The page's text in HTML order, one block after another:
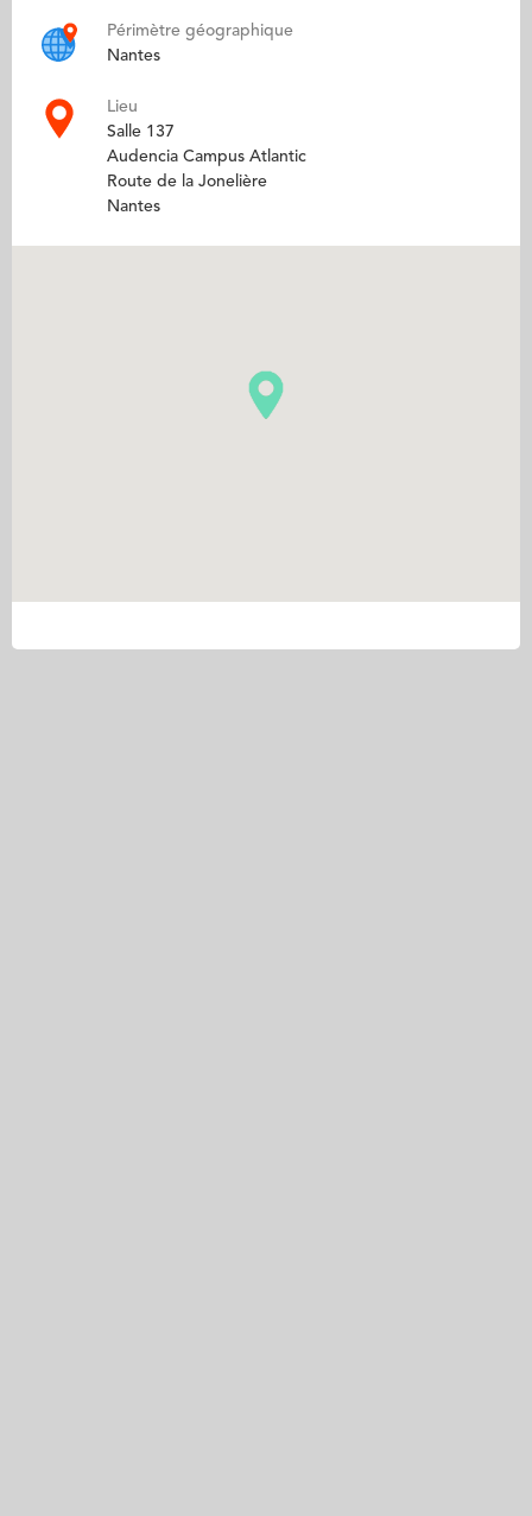
Périmètre géographique
Nantes
Lieu
Salle 137
Audencia Campus Atlantic
Route de la Jonelière
Nantes